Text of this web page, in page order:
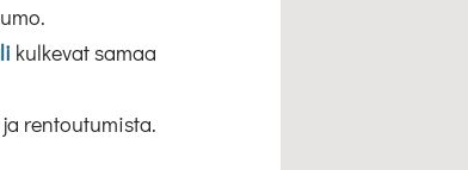
kulkevat samaa
rentoutumista.